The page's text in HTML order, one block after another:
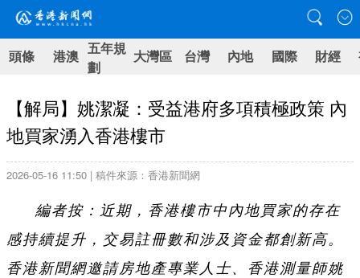
頭條 港澳 五年規
劃
大灣區 台灣 內地 國際 財經
【解局】姚潔凝：受益港府多項積極政策 內
地買家湧入香港樓市
2026-05-16 11:50 | 稿件來源：香港新聞網
編者按：近期，香港樓市中內地買家的存在
感持續提升，交易註冊數和涉及資金都創新高。
香港新聞網邀請房地產專業人士、香港測量師姚